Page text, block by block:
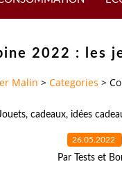
2022 : les
Malin > Categories >
, cadeaux, idées
26.05.2022
Par Tests et